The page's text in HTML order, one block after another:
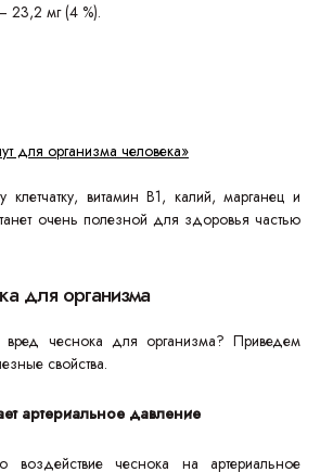
23,2 мг (4 %).
для организма человека»
клетчатку, витамин В1, калий, марганец и
очень полезной для здоровья частью
для организма
чеснока для организма? Приведем
свойства.
артериальное давление
воздействие чеснока на артериальное